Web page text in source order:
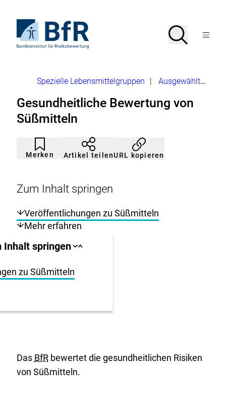
Seiteninhalt
springenStartseite
von
Suche
SucheMenü
Brotkrumennavigation
Spezielle Lebensmittelgruppen Ausgewählte Lebensmittel
Gesundheitliche Bewertung von
Süßmitteln
Merken
Artikel
nicht
gemerkt
Durch
Klicken
der
Artikel teilenURL kopieren
Zum Inhalt springen
Veröffentlichungen zu Süßmitteln
Mehr erfahren
Inhalt springen Sprungankerliste
Sprungankerliste
zu Süßmitteln
Das BfRbewertet die gesundheitlichen Risiken
von Süßmitteln.